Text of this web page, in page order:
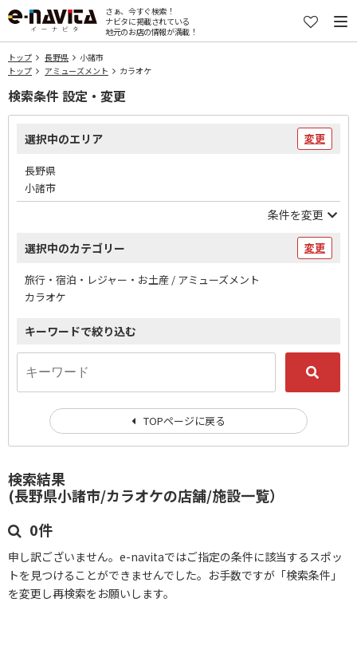
さぁ、今すぐ検索！
ナビタに掲載されている
地元のお店の情報が満載！
トップ 長野県
小諸市
トップ
アミューズメント カラオケ
検索結果
(長野県小諸市/カラオケの店舗/施設一覧）
0件
申し訳ございません。e-navitaではご指定の条件に該当するスポッ
トを見つけることができませんでした。お手数ですが「検索条件」
を変更し再検索をお願いします。
検索条件 設定・変更
選択中のエリア 変更
長野県
小諸市
条件を変更
選択中のカテゴリー 変更
旅行・宿泊・レジャー・お土産 / アミューズメント
カラオケ
キーワードで絞り込む
TOPページに戻る